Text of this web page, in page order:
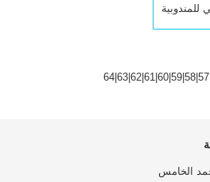
للمندوبية
57
58
59
60
61
62
63
64
الخامس